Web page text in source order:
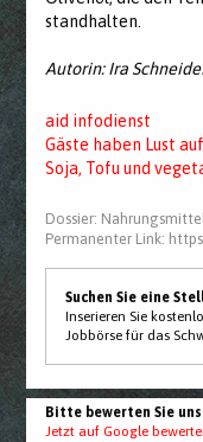
standhalten.
Autorin: Ira
aid infodienst
Gäste haben Lust
Soja, Tofu und
Dossier:
Permanenter Link:
Suchen Sie eine
Inserieren Sie
Jobbörse für das
Bitte bewerten Sie
Jetzt auf Google